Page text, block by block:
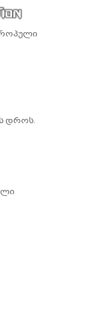
დროს.